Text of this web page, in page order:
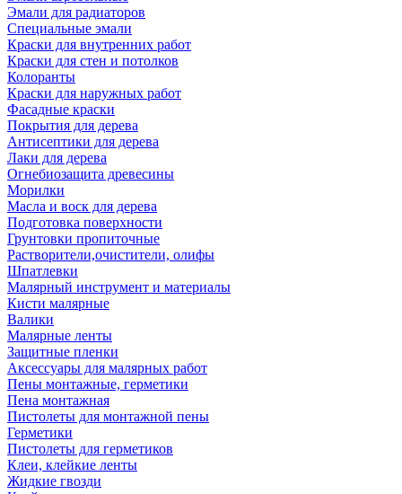
Эмали для радиаторов
Специальные эмали
Краски для внутренних работ
Краски для стен и потолков
Колоранты
Краски для наружных работ
Фасадные краски
Покрытия для дерева
Антисептики для дерева
Лаки для дерева
Огнебиозащита древесины
Морилки
Масла и воск для дерева
Подготовка поверхности
Грунтовки пропиточные
Растворители,очистители, олифы
Шпатлевки
Малярный инструмент и материалы
Кисти малярные
Валики
Малярные ленты
Защитные пленки
Аксессуары для малярных работ
Пены монтажные, герметики
Пена монтажная
Пистолеты для монтажной пены
Герметики
Пистолеты для герметиков
Клеи, клейкие ленты
Жидкие гвозди